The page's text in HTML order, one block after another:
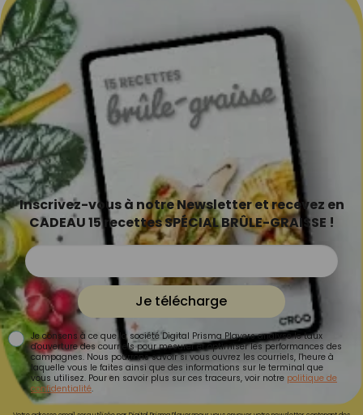
Inscrivez-vous à notre Newsletter et recevez en
CADEAU 15 recettes SPÉCIAL BRÛLE-GRAISSE !
Je télécharge
Je consens à ce que la société Digital Prisma Players analyse le taux
d'ouverture des courriels pour mesurer et optimiser les performances des
campagnes. Nous pourrons savoir si vous ouvrez les courriels, l'heure à
laquelle vous le faites ainsi que des informations sur le terminal que
vous utilisez. Pour en savoir plus sur ces traceurs, voir notre politique de
confidentialité.